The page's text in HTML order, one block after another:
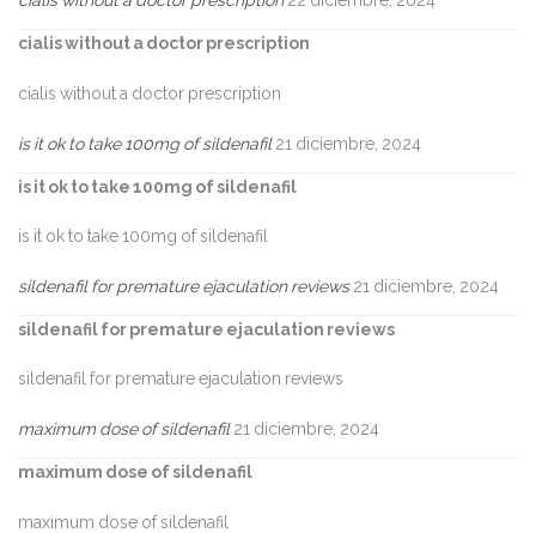
cialis without a doctor prescription
cialis without a doctor prescription
is it ok to take 100mg of sildenafil 21 diciembre, 2024
is it ok to take 100mg of sildenafil
is it ok to take 100mg of sildenafil
sildenafil for premature ejaculation reviews 21 diciembre, 2024
sildenafil for premature ejaculation reviews
sildenafil for premature ejaculation reviews
maximum dose of sildenafil 21 diciembre, 2024
maximum dose of sildenafil
maximum dose of sildenafil